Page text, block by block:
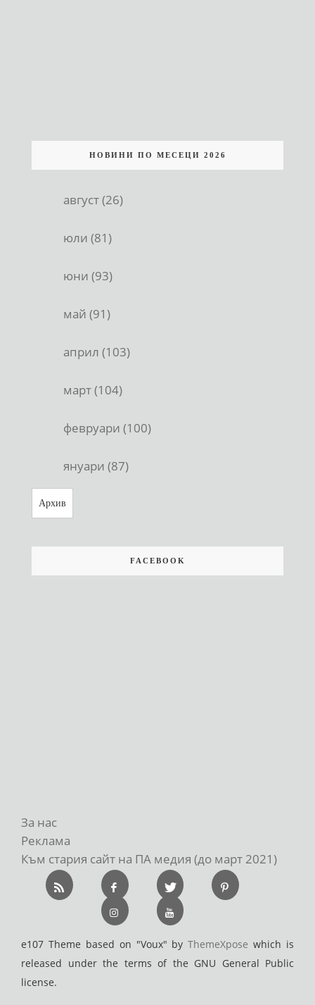
НОВИНИ ПО МЕСЕЦИ 2026
август (26)
юли (81)
юни (93)
май (91)
април (103)
март (104)
февруари (100)
януари (87)
Архив
FACEBOOK
За нас
Реклама
Към стария сайт на ПА медия (до март 2021)
e107 Theme based on "Voux" byThemeXpose which is
released under the terms of the GNU General Public
license.